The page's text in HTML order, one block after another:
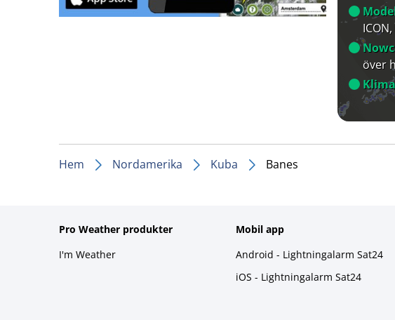
över
Hem Nordamerika Kuba Banes
Pro Weather produkter
I'm Weather
Mobil app
Android - Lightningalarm Sat24
iOS - Lightningalarm Sat24